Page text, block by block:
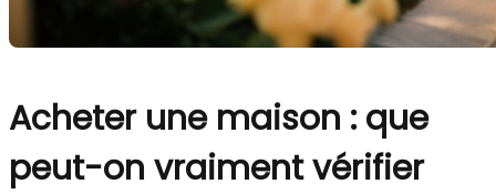
Acheter une maison : que
peut-on vraiment vérifier